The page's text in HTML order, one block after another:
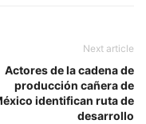
Next article
Actores de la cadena de
producción cañera de
identifican ruta de
desarrollo